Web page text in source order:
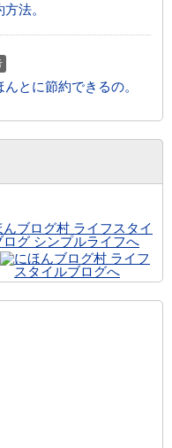
法。
とに節約できるの。